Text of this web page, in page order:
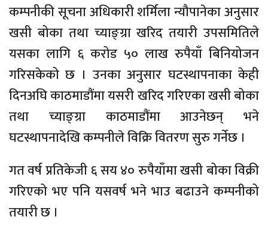
कम्पनीकी सूचना अधिकारी शर्मिला न्यौपानेका अनुसार
खसी बोका तथा च्याङ्‍ग्रा खरिद तयारी उपसमितिले
यसका लागि ६ करोड ५० लाख रुपैयाँ बिनियोजन
गरिसकेको छ । उनका अनुसार घटस्थापनाका केही
दिनअघि काठमाडौंमा यसरी खरिद गरिएका खसी बोका
तथा च्याङ्‍ग्रा काठमाडौंमा आउनेछन् भने
घटस्थापनादेखि कम्पनीले विक्रि वितरण सुरु गर्नेछ ।
गत वर्ष प्रतिकेजी ६ सय ४० रुपैयाँमा खसी बोका विक्री
गरिएको भए पनि यसवर्ष भने भाउ बढाउने कम्पनीको
तयारी छ ।